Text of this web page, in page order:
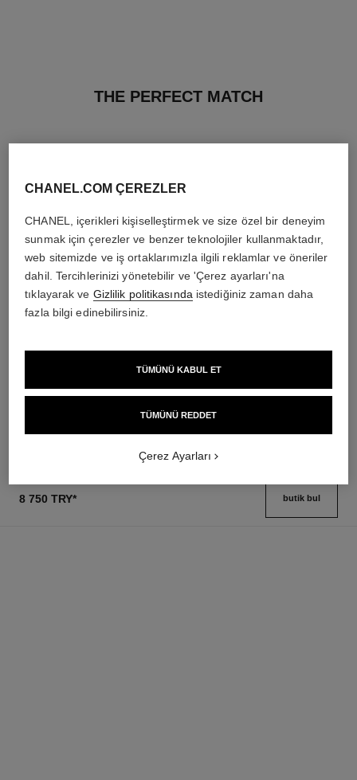
THE PERFECT MATCH
Ref. 123270
Ref. 123730
Detayları görüntüle
8 750 TRY* butik bul
CHANEL.COM ÇEREZLER
CHANEL, içerikleri kişiselleştirmek ve size özel bir deneyim
sunmak için çerezler ve benzer teknolojiler kullanmaktadır,
web sitemizde ve iş ortaklarımızla ilgili reklamlar ve öneriler
dahil. Tercihlerinizi yönetebilir ve 'Çerez ayarları'na
tıklayarak ve Gizlilik politikasında istediğiniz zaman daha
fazla bilgi edinebilirsiniz.
TÜMÜNÜ REDDET
TÜMÜNÜ KABUL ET
Çerez Ayarları